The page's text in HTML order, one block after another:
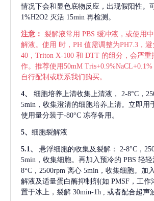
情况下会和显色底物反应，出现假阳性。
1%H2O2 灭活 15min 再检测。
注意： 裂解液常用 PBS 缓冲液，或使用
解液。使用 时，PH 值需调整为PH7.3，
40，Triton X-100 和 DTT 的组分，会严重
作。推荐使用50mM Tris+0.9%NaCL+0.1%
自行配制或联系我们购买。
4、 细胞培养上清收集上清液，
2-8°C，
5min，收集澄清的细胞培养上清。立即用
使用量分装于-80°C 冻存备用。
5、 细胞裂解液
5.1、 悬浮细胞的收集及裂解：
2-8°C，
5min，收集细胞。再加入预冷的 PBS 轻
8°C，2500rpm 离心 5min，收集细胞。加
解液及适量蛋白酶抑制剂(如 PMSF，工作
置于冰上，裂解 30min-1h , 或者配合超声